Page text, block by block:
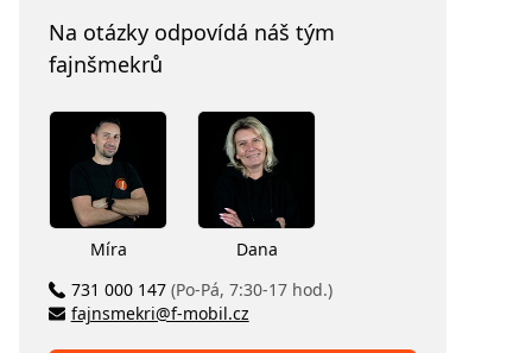
Na otázky odpovídá náš tým
fajnšmekrů
Míra
Dana
731 000 147 (Po-Pá, 7:30-17 hod.)
fajnsmekri@f-mobil.cz